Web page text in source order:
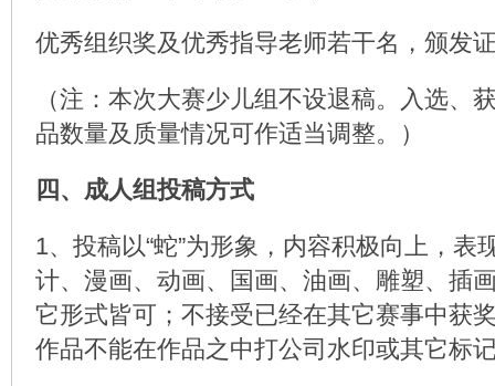
优秀组织奖及优秀指导老师若干名，颁发
（注：本次大赛少儿组不设退稿。入选、
品数量及质量情况可作适当调整。）
四、成人组投稿方式
1、投稿以“蛇”为形象，内容积极向上，表
计、漫画、动画、国画、油画、雕塑、插
它形式皆可；不接受已经在其它赛事中获
作品不能在作品之中打公司水印或其它标